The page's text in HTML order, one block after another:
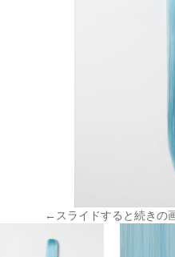
←スライドすると続きの